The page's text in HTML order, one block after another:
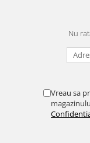
Nu
Vreau sa